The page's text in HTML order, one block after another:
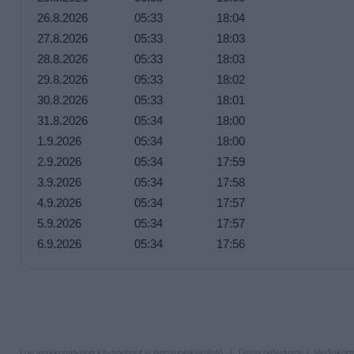
26.8.2026
05:33
18:04
27.8.2026
05:33
18:03
28.8.2026
05:33
18:03
29.8.2026
05:33
18:02
30.8.2026
05:33
18:01
31.8.2026
05:34
18:00
1.9.2026
05:34
18:00
2.9.2026
05:34
17:59
3.9.2026
05:34
17:58
4.9.2026
05:34
17:57
5.9.2026
05:34
17:57
6.9.2026
05:34 17:56